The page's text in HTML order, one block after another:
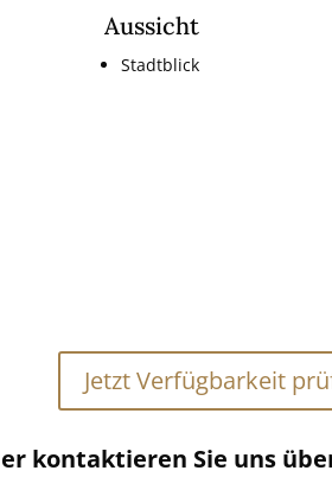
Aussicht
Stadtblick
Jetzt Verfügbarkeit
kontaktieren Sie uns